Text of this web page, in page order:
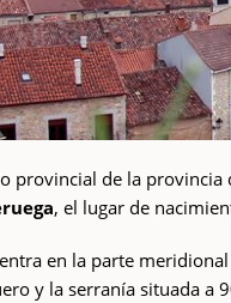
provincial de la provincia
, el lugar de
en la parte
y la serranía situada a